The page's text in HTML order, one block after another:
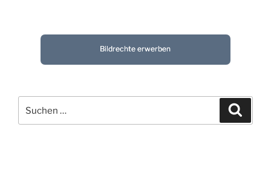
Bildrechte erwerben
nach: